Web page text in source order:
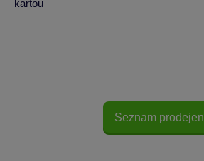
kartou
Seznam prodejen